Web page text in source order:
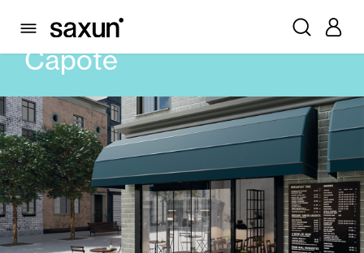
PRODUITS STORES
Capote
Volets Roulants et Caissons
Pergolas
Volets Battants Pliables et Brises Soleil
Rideaux et stores